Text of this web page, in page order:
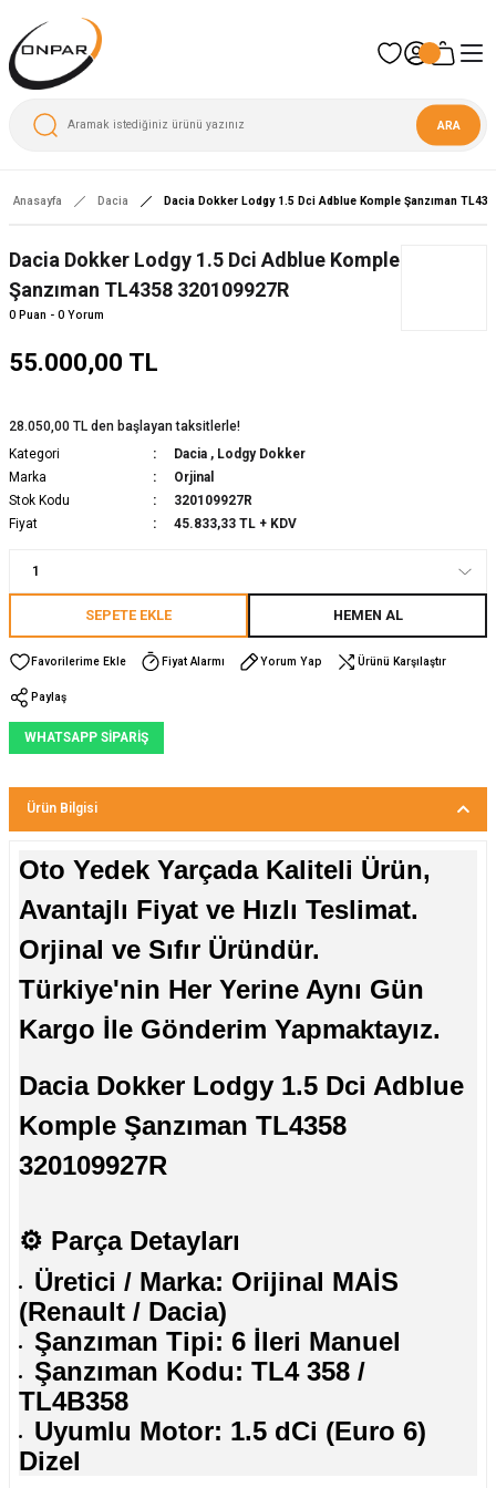
ARA
Anasayfa Dacia Dacia Dokker Lodgy 1.5 Dci Adblue Komple Şanzıman
Dacia Dokker Lodgy 1.5 Dci Adblue Komple
Şanzıman TL4358 320109927R
0 Puan - 0 Yorum
55.000,00 TL
28.050,00 TL den başlayan taksitlerle!
Kategori
Dacia , Lodgy Dokker
Marka
Orjinal
Stok Kodu
320109927R
Fiyat
45.833,33 TL + KDV
SEPETE EKLE HEMEN AL
Fiyat Alarmı Yorum Yap Ürünü Karşılaştır
Paylaş
WHATSAPP SİPARİŞ
Ürün Bilgisi
Oto Yedek Yarçada Kaliteli Ürün,
Avantajlı Fiyat ve Hızlı Teslimat.
Orjinal ve Sıfır Üründür.
Türkiye'nin Her Yerine Aynı Gün
Kargo İle Gönderim Yapmaktayız.
Dacia Dokker Lodgy 1.5 Dci Adblue
Komple Şanzıman TL4358
320109927R
⚙️ Parça Detayları
Üretici / Marka: Orijinal MAİS
(Renault / Dacia)
Şanzıman Tipi: 6 İleri Manuel
Şanzıman Kodu: TL4 358 /
TL4B358
Uyumlu Motor: 1.5 dCi (Euro 6)
Dizel